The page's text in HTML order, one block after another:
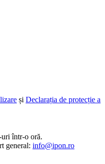
și Declarația de protecție a
uri într-o oră.
general: info@ipon.ro